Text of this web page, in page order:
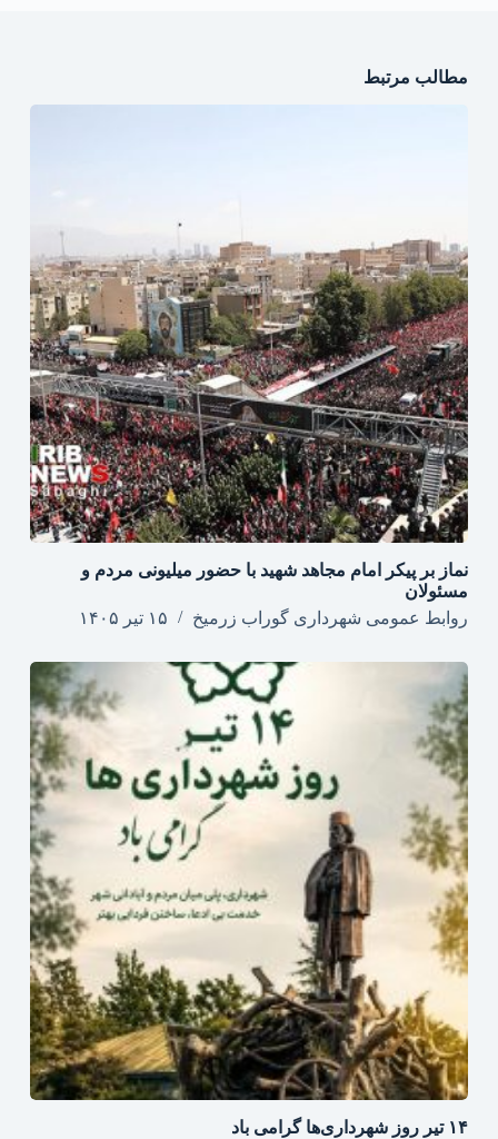
مطالب مرتبط
نماز بر پیکر امام مجاهد شهید با حضور میلیونی مردم و
مسئولان
روابط عمومی شهرداری گوراب زرمیخ
۱۵ تیر ۱۴۰۵
۱۴ تیر روز شهرداری‌ها گرامی باد